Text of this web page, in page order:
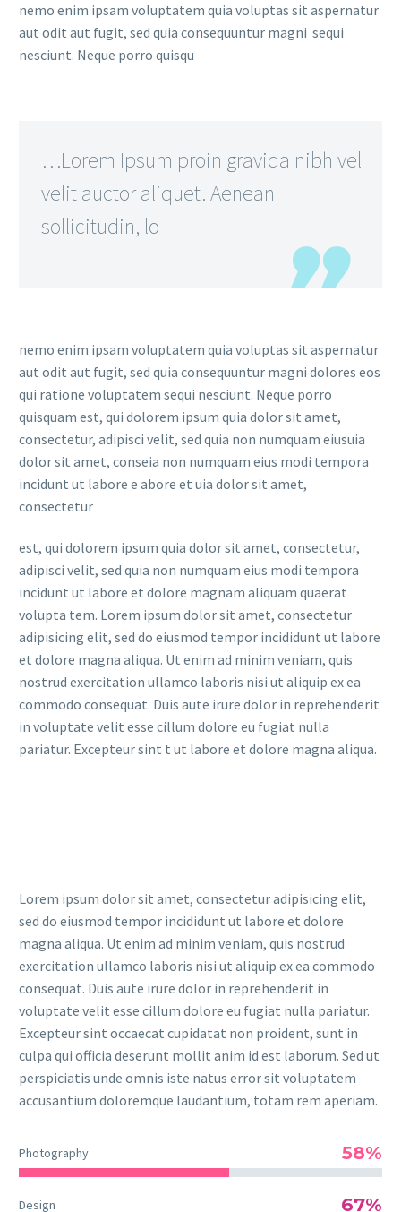
nemo enim ipsam voluptatem quia voluptas sit aspernatur
aut odit aut fugit, sed quia consequuntur magni sequi
nesciunt. Neque porro quisqu
…Lorem Ipsum proin gravida nibh vel
velit auctor aliquet. Aenean
sollicitudin, lo
nemo enim ipsam voluptatem quia voluptas sit aspernatur
aut odit aut fugit, sed quia consequuntur magni dolores eos
qui ratione voluptatem sequi nesciunt. Neque porro
quisquam est, qui dolorem ipsum quia dolor sit amet,
consectetur, adipisci velit, sed quia non numquam eiusuia
dolor sit amet, conseia non numquam eius modi tempora
incidunt ut labore e abore et uia dolor sit amet,
consectetur
est, qui dolorem ipsum quia dolor sit amet, consectetur,
adipisci velit, sed quia non numquam eius modi tempora
incidunt ut labore et dolore magnam aliquam quaerat
volupta tem. Lorem ipsum dolor sit amet, consectetur
adipisicing elit, sed do eiusmod tempor incididunt ut labore
et dolore magna aliqua. Ut enim ad minim veniam, quis
nostrud exercitation ullamco laboris nisi ut aliquip ex ea
commodo consequat. Duis aute irure dolor in reprehenderit
in voluptate velit esse cillum dolore eu fugiat nulla
pariatur. Excepteur sint t ut labore et dolore magna aliqua.
Lorem ipsum dolor sit amet, consectetur adipisicing elit,
sed do eiusmod tempor incididunt ut labore et dolore
magna aliqua. Ut enim ad minim veniam, quis nostrud
exercitation ullamco laboris nisi ut aliquip ex ea commodo
consequat. Duis aute irure dolor in reprehenderit in
voluptate velit esse cillum dolore eu fugiat nulla pariatur.
Excepteur sint occaecat cupidatat non proident, sunt in
culpa qui officia deserunt mollit anim id est laborum. Sed ut
perspiciatis unde omnis iste natus error sit voluptatem
accusantium doloremque laudantium, totam rem aperiam.
Photography 58%
Design 67%